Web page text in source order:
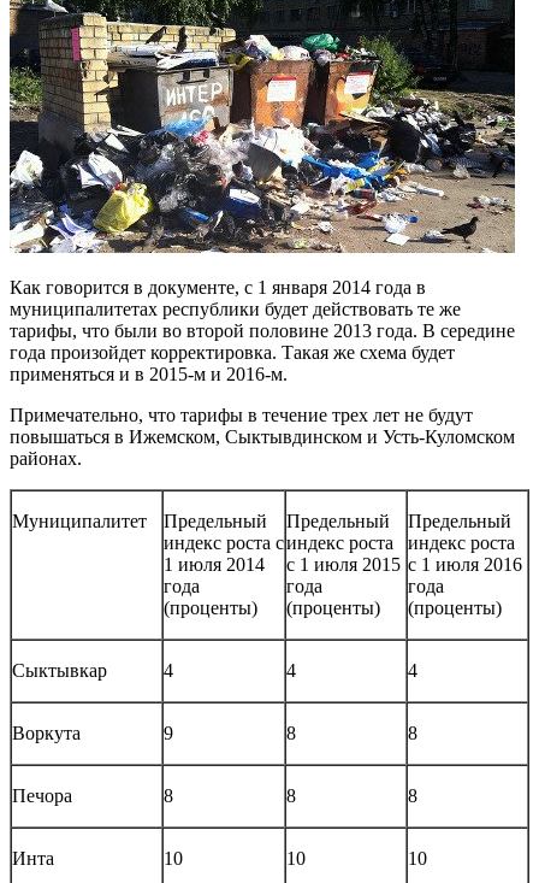
Как говорится в документе, с 1 января 2014 года в
муниципалитетах республики будет действовать те же
тарифы, что были во второй половине 2013 года. В середине
года произойдет корректировка. Такая же схема будет
применяться и в 2015-м и 2016-м.
Примечательно, что тарифы в течение трех лет не будут
повышаться в Ижемском, Сыктывдинском и Усть-Куломском
районах.
Муниципалитет
Предельный
индекс роста с
1 июля 2014
года
(проценты)
Предельный
индекс роста
с 1 июля 2015
года
(проценты)
Предельный
индекс роста
с 1 июля 2016
года
(проценты)
Сыктывкар 4 4 4
Воркута 9 8 8
Печора 8 8 8
Инта 10 10 10